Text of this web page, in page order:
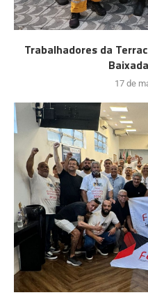
Trabalhadores da
17 de